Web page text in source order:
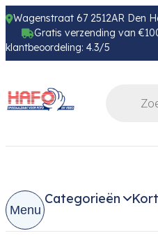
Wagenstraat 67 2512AR Den
Gratis verzending van
klantbeoordeling: 4.3/5
Menu
Categorieën